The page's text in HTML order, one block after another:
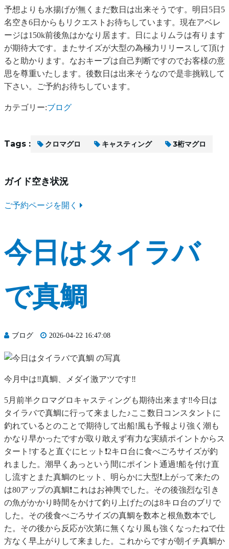
予想よりも水揚げが無くまだ数日は出来そうです。明日5日5
名空き6日からもリクエストお待ちしています。現在アベレ
ージは150k前後魚はかなり居ます。日によりムラは有ります
が期待大です。またサイズが大型の為極力リリースして頂け
ると助かります。なおキープは自己判断ですのでお客様の意
思を尊重いたします。後数日は出来そうなので是非挑戦して
下さい。ご予約お待ちしています。
カテゴリー:ブログ
Tags : クロマグロ キャスティング 3桁マグロ
ガイド空き状況
ご予約ページを開く
今日はタイラバ
で真鯛
ブログ 2026-04-22 16:47:08
今月中は‼️真鯛、メダイ激アツです‼️
5月前半クロマグロキャスティングも期待出来ます‼️今日は
タイラバで真鯛に行って来ました♪ここ数日コンスタントに
釣れているとのことで期待して出船!風も予報より強く潮も
かなり早かったですが取り敢えず有力な実績ポイントからス
タート!すると直ぐにヒット❗️2キロ台に食べごろサイズが釣
れました。潮早くあっという間にポイント通過!船を付け直
し流すとまた真鯛のヒット、明らかに大型❗️上がって来たの
は80アップの真鯛❗️これはお神輿でした。その後強烈な引き
の魚がかかり時間をかけて釣り上げたのは8キロ台のブリで
した。その後食べごろサイズの真鯛を数本と根魚数本でし
た。その後から反応が次第に無くなり風も強くなったねで仕
方なく早上がりして来ました。これからですが朝イチ真鯛か